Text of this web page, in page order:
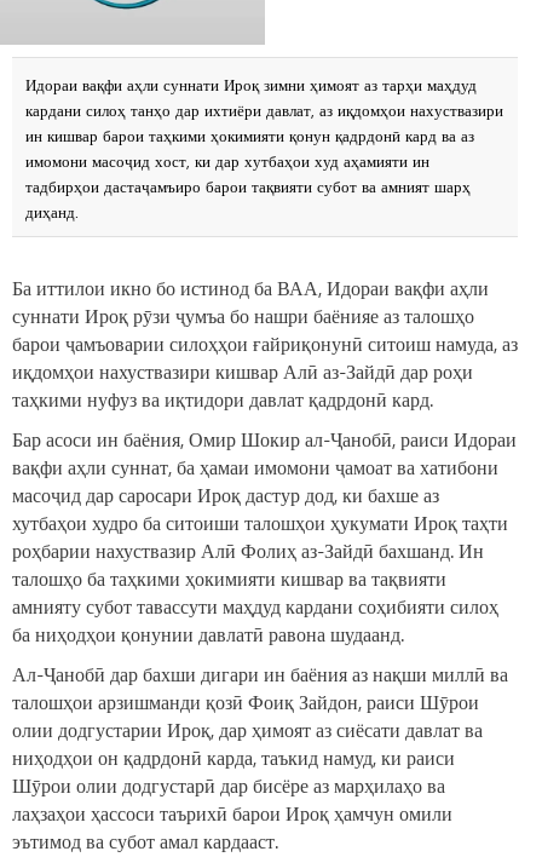
Идораи вақфи аҳли суннати Ироқ зимни ҳимоят аз тарҳи маҳдуд
кардани силоҳ танҳо дар ихтиёри давлат, аз иқдомҳои нахуствазири
ин кишвар барои таҳкими ҳокимияти қонун қадрдонӣ кард ва аз
имомони масоҷид хост, ки дар хутбаҳои худ аҳамияти ин
тадбирҳои дастаҷамъиро барои тақвияти субот ва амният шарҳ
диҳанд.
Ба иттилои икно бо истинод ба ВАА, Идораи вақфи аҳли
суннати Ироқ рӯзи ҷумъа бо нашри баёнияе аз талошҳо
барои ҷамъоварии силоҳҳои ғайриқонунӣ ситоиш намуда, аз
иқдомҳои нахуствазири кишвар Алӣ аз-Зайдӣ дар роҳи
таҳкими нуфуз ва иқтидори давлат қадрдонӣ кард.
Бар асоси ин баёния, Омир Шокир ал-Ҷанобӣ, раиси Идораи
вақфи аҳли суннат, ба ҳамаи имомони ҷамоат ва хатибони
масоҷид дар саросари Ироқ дастур дод, ки бахше аз
хутбаҳои худро ба ситоиши талошҳои ҳукумати Ироқ таҳти
роҳбарии нахуствазир Алӣ Фолиҳ аз-Зайдӣ бахшанд. Ин
талошҳо ба таҳкими ҳокимияти кишвар ва тақвияти
амнияту субот тавассути маҳдуд кардани соҳибияти силоҳ
ба ниҳодҳои қонунии давлатӣ равона шудаанд.
Ал-Ҷанобӣ дар бахши дигари ин баёния аз нақши миллӣ ва
талошҳои арзишманди қозӣ Фоиқ Зайдон, раиси Шӯрои
олии додгустарии Ироқ, дар ҳимоят аз сиёсати давлат ва
ниҳодҳои он қадрдонӣ карда, таъкид намуд, ки раиси
Шӯрои олии додгустарӣ дар бисёре аз марҳилаҳо ва
лаҳзаҳои ҳассоси таърихӣ барои Ироқ ҳамчун омили
эътимод ва субот амал кардааст.